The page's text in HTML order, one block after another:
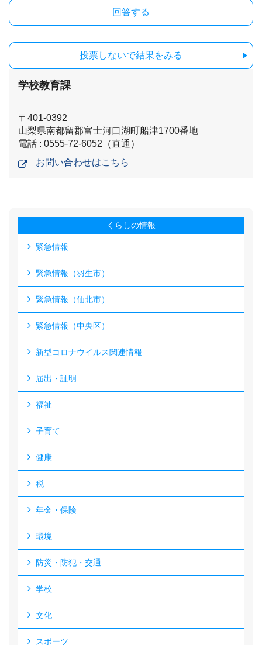
投票しないで結果をみる
学校教育課
〒401-0392
山梨県南都留郡富士河口湖町船津1700番地
電話 : 0555-72-6052（直通）
お問い合わせはこちら
くらしの情報
緊急情報
緊急情報（羽生市）
緊急情報（仙北市）
緊急情報（中央区）
新型コロナウイルス関連情報
届出・証明
福祉
子育て
健康
税
年金・保険
環境
防災・防犯・交通
学校
文化
スポーツ